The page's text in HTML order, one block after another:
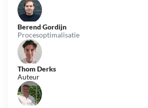
Berend Gordijn
Procesoptimalisatie
Thom Derks
Auteur